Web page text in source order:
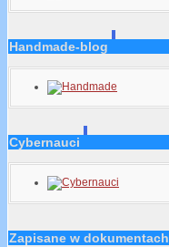
Handmade-blog
Cybernauci
Zapisane w dokumentach